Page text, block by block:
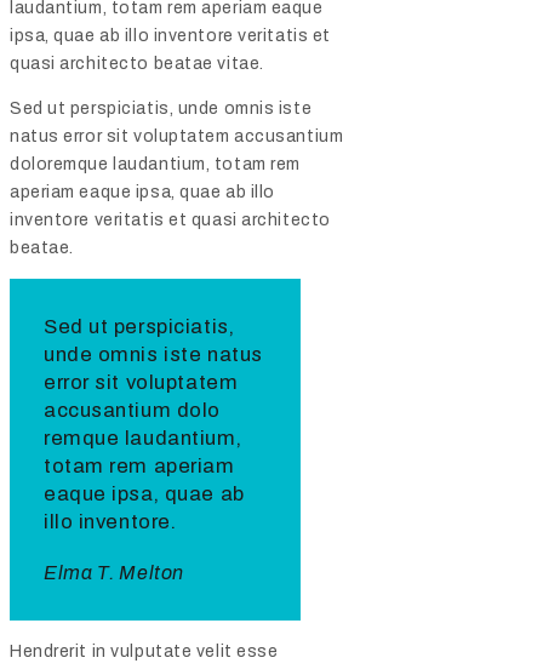
laudantium, totam rem aperiam eaque
ipsa, quae ab illo inventore veritatis et
quasi architecto beatae vitae.
Sed ut perspiciatis, unde omnis iste
natus error sit voluptatem accusantium
doloremque laudantium, totam rem
aperiam eaque ipsa, quae ab illo
inventore veritatis et quasi architecto
beatae.
Sed ut perspiciatis,
unde omnis iste natus
error sit voluptatem
accusantium dolo
remque laudantium,
totam rem aperiam
eaque ipsa, quae ab
illo inventore.
Elma T. Melton
Hendrerit in vulputate velit esse